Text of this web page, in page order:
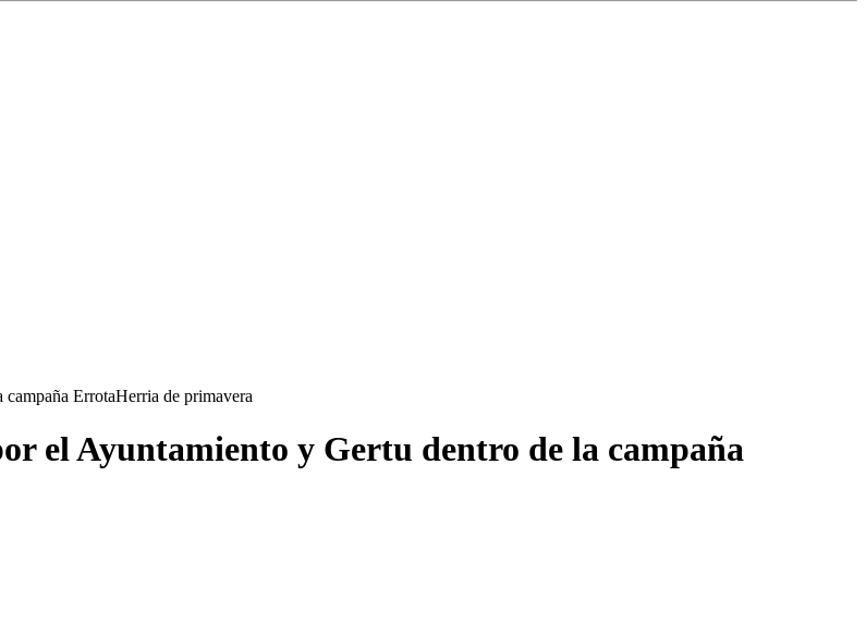
ErrotaHerria de primavera
el Ayuntamiento y Gertu dentro de la campaña